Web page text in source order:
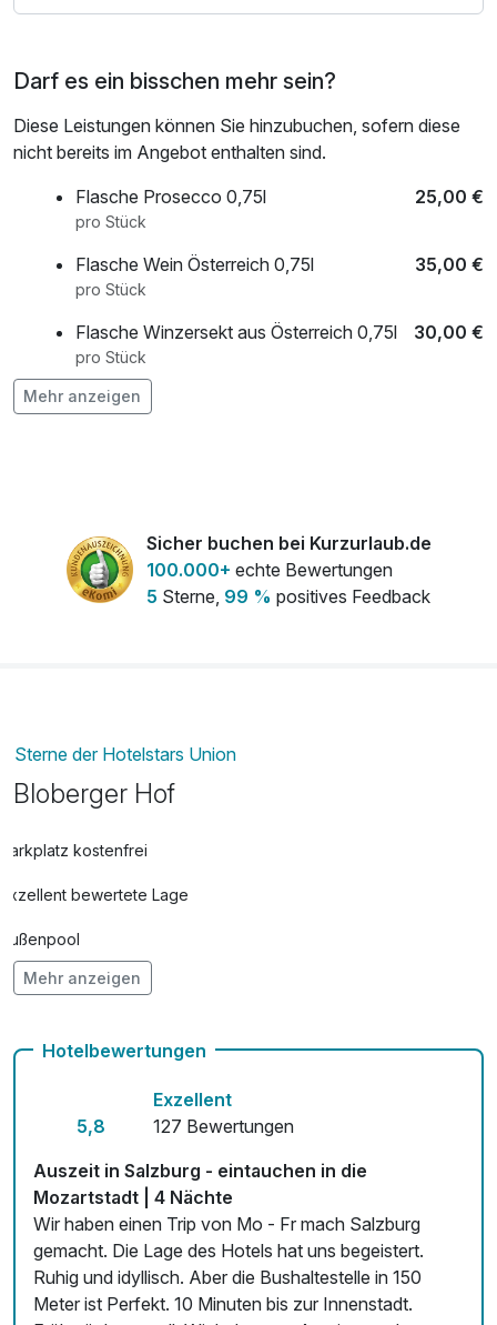
österreichische Speisen. Vegetarische Speisen vorhanden,
Darf es ein bisschen mehr sein?
Diese Leistungen können Sie hinzubuchen, sofern diese
nicht bereits im Angebot enthalten sind.
Flasche Prosecco 0,75l
25,00 €
pro Stück
Flasche Wein Österreich 0,75l 35,00 €
pro Stück
Flasche Winzersekt aus Österreich 0,75l 30,00 €
pro Stück
Mehr anzeigen
Sicher buchen bei Kurzurlaub.de
100.000+ echte Bewertungen
5 Sterne, 99 % positives Feedback
Sterne der Hotelstars Union
Bloberger Hof
Parkplatz kostenfrei
Exzellent bewertete Lage
Außenpool
Hunde im Hotel nicht erlaubt
Mehr anzeigen
Hotelbewertungen
5,8
Exzellent
127 Bewertungen
Auszeit in Salzburg - eintauchen in die
Mozartstadt | 4 Nächte
Wir haben einen Trip von Mo - Fr mach Salzburg
gemacht. Die Lage des Hotels hat uns begeistert.
Ruhig und idyllisch. Aber die Bushaltestelle in 150
Meter ist Perfekt. 10 Minuten bis zur Innenstadt.